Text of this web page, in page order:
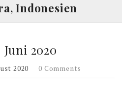
Indonesien
2020
2020 0 Comments